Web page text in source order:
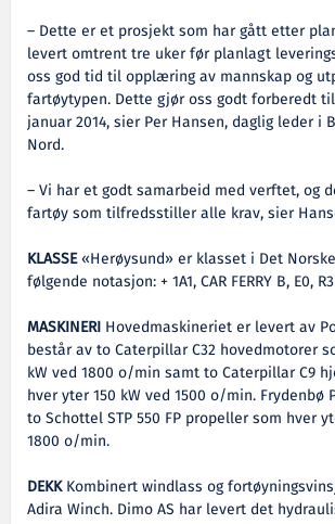
– Dette er et prosjekt som har gått etter
levert omtrent tre uker før planlagt
oss god tid til opplæring av mannskap og
fartøytypen. Dette gjør oss godt forberedt
januar 2014, sier Per Hansen, daglig leder i
Nord.
– Vi har et godt samarbeid med verftet, og
fartøy som tilfredsstiller alle krav, sier
KLASSE«Herøysund» er klasset i Det
følgende notasjon: + 1A1, CAR FERRY B, E0,
MASKINERI Hovedmaskineriet er levert av
består av to Caterpillar C32 hovedmotorer
kW ved 1800 o/min samt to Caterpillar C9
hver yter 150 kW ved 1500 o/min. Frydenbø
to Schottel STP 550 FP propeller som hver
1800 o/min.
DEKKKombinert windlass og
Adira Winch. Dimo AS har levert det